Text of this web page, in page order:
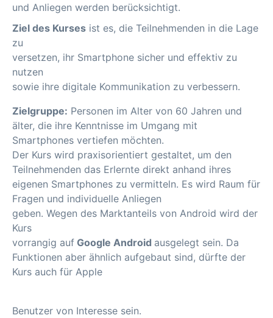
und Anliegen werden berücksichtigt.
Ziel des Kurses ist es, die Teilnehmenden in die Lage
zu
versetzen, ihr Smartphone sicher und effektiv zu
nutzen
sowie ihre digitale Kommunikation zu verbessern.
Zielgruppe: Personen im Alter von 60 Jahren und
älter, die ihre Kenntnisse im Umgang mit
Smartphones vertiefen möchten.
Der Kurs wird praxisorientiert gestaltet, um den
Teilnehmenden das Erlernte direkt anhand ihres
eigenen Smartphones zu vermitteln. Es wird Raum für
Fragen und individuelle Anliegen
geben. Wegen des Marktanteils von Android wird der
Kurs
vorrangig auf Google Android ausgelegt sein. Da
Funktionen aber ähnlich aufgebaut sind, dürfte der
Kurs auch für Apple
Benutzer von Interesse sein.